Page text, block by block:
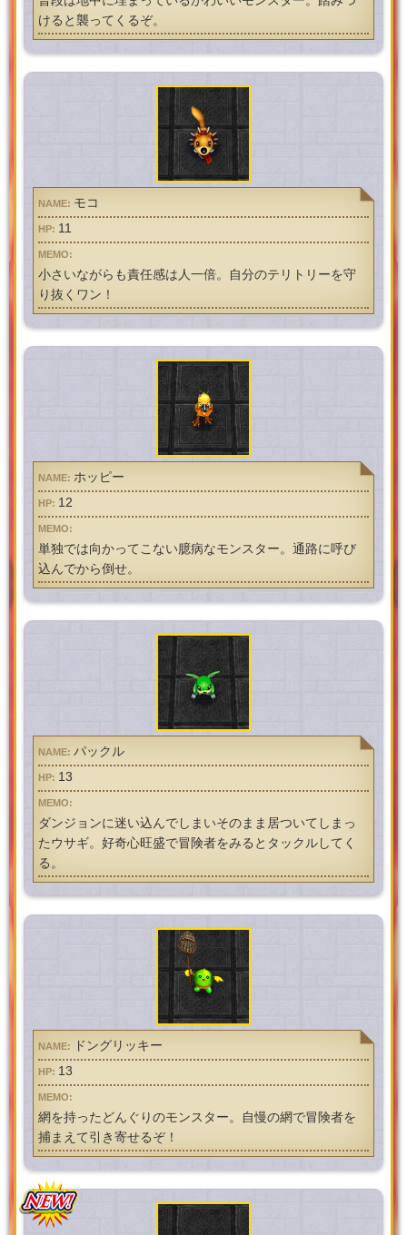
けると襲ってくるぞ。
モコ
11
小さいながらも責任感は人一倍。自分のテリトリーを守
り抜くワン！
ホッピー
12
単独では向かってこない臆病なモンスター。通路に呼び
込んでから倒せ。
パックル
13
ダンジョンに迷い込んでしまいそのまま居ついてしまっ
たウサギ。好奇心旺盛で冒険者をみるとタックルしてく
る。
ドングリッキー
13
網を持ったどんぐりのモンスター。自慢の網で冒険者を
捕まえて引き寄せるぞ！